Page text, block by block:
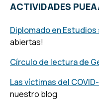
ACTIVIDADES
Diplomado en
abiertas!
Círculo de lectura de
Las víctimas del
nuestro blog